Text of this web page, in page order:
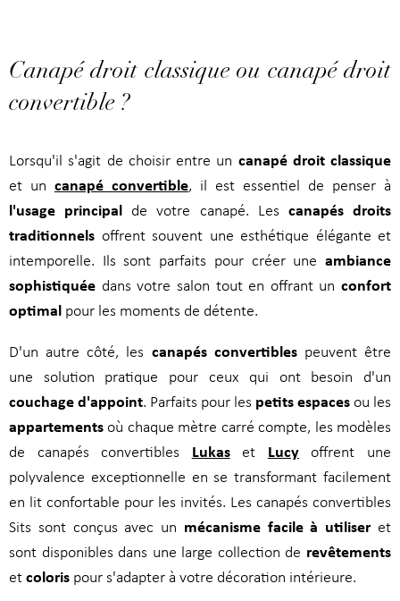
Canapé droit classique ou canapé droit
convertible ?
Lorsqu'il s'agit de choisir entre un canapé droit classique
et un canapé convertible, il est essentiel de penser à
l'usage principal de votre canapé. Les canapés droits
traditionnels offrent souvent une esthétique élégante et
intemporelle. Ils sont parfaits pour créer une ambiance
sophistiquée dans votre salon tout en offrant un confort
optimal pour les moments de détente.
D'un autre côté, les canapés convertiblespeuvent être
une solution pratique pour ceux qui ont besoin d'un
couchage d'appoint. Parfaits pour les petits espaces ou les
appartements où chaque mètre carré compte, les modèles
de canapés convertibles Lukaset Lucyoffrent une
polyvalence exceptionnelle en se transformant facilement
en lit confortable pour les invités. Les canapés convertibles
Sits sont conçus avec un mécanisme facile à utiliseret
sont disponibles dans une large collection de revêtements
etcoloris pour s'adapter à votre décoration intérieure.